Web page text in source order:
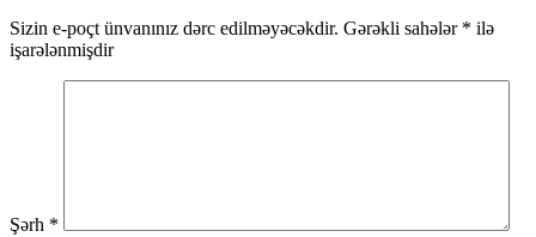
Sizin e-poçt ünvanınız dərc edilməyəcəkdir. Gərəkli sahələr * ilə
işarələnmişdir
Şərh *